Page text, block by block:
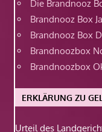
Die Brandnooz
Brandnooz Box
Brandnooz Box
Brandnoozbox
Brandnoozbox
ERKLÄRUNG ZU
Urteil des